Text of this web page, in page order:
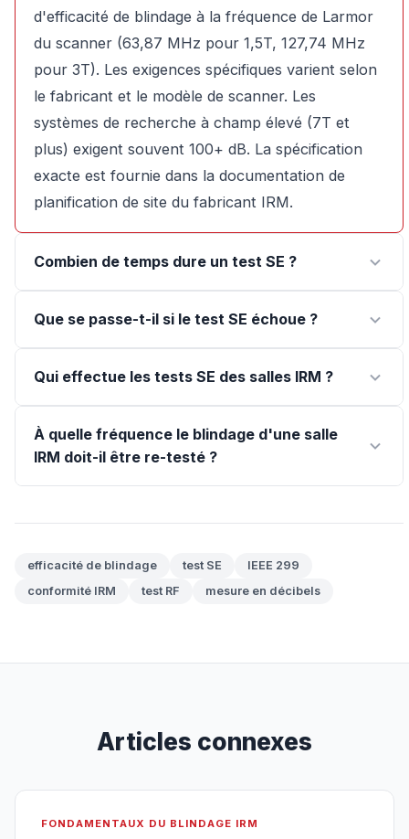
d'efficacité de blindage à la fréquence de Larmor
du scanner (63,87 MHz pour 1,5T, 127,74 MHz
pour 3T). Les exigences spécifiques varient selon
le fabricant et le modèle de scanner. Les
systèmes de recherche à champ élevé (7T et
plus) exigent souvent 100+ dB. La spécification
exacte est fournie dans la documentation de
planification de site du fabricant IRM.
Combien de temps dure un test SE ?
Que se passe-t-il si le test SE échoue ?
Qui effectue les tests SE des salles IRM ?
À quelle fréquence le blindage d'une salle
IRM doit-il être re-testé ?
efficacité de blindage test SE
IEEE 299
conformité IRM
test RF mesure en décibels
Articles connexes
FONDAMENTAUX DU BLINDAGE IRM